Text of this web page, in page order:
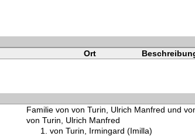
Ort
Familie von von Turin, Ulrich Manfred und
von Turin, Ulrich Manfred
von Turin, Irmingard (Imilla)